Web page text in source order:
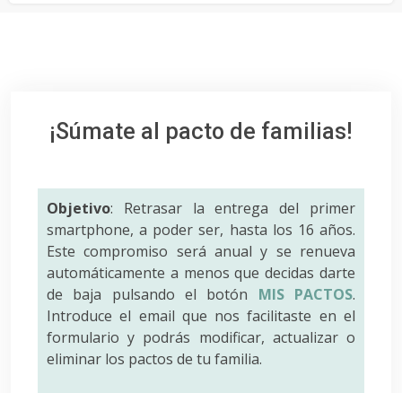
¡Súmate al pacto de familias!
Objetivo: Retrasar la entrega del primer
smartphone, a poder ser, hasta los 16 años.
Este compromiso será anual y se renueva
automáticamente a menos que decidas darte
de baja pulsando el botón MIS PACTOS.
Introduce el email que nos facilitaste en el
formulario y podrás modificar, actualizar o
eliminar los pactos de tu familia.